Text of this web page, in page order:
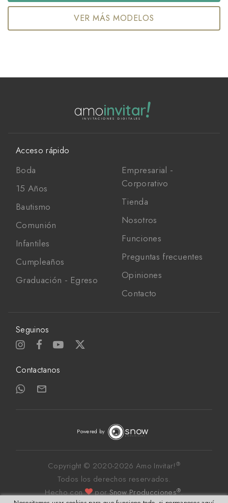
VER MÁS MODELOS
amoinvitar!
INVITACIONES DIGITALES
Acceso rápido
Boda
15 Años
Bautismo
Comunión
Infantiles
Cumpleaños
Graduación - Egreso
Empresarial -
Corporativo
Tienda
Nosotros
Funciones
Preguntas frecuentes
Opiniones
Contacto
Seguinos
Contactanos
Powered by
Copyright © 2020-2026 Amo Invitar!®
Todos los derechos reservados.
Hecho con
por Snow Producciones®.